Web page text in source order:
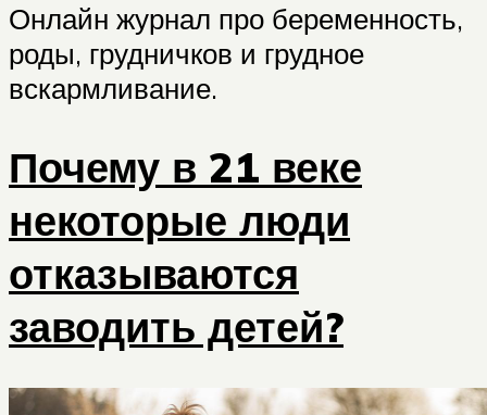
Онлайн журнал про беременность,
роды, грудничков и грудное
вскармливание.
Почему в 21 веке
некоторые люди
отказываются
заводить детей?